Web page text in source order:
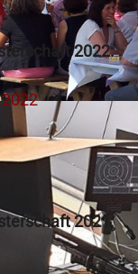
2022:
2021: